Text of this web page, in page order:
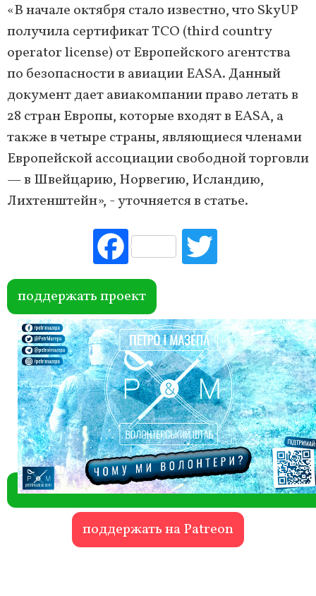
«В начале октября стало известно, что SkyUP
получила сертификат TCO (third country
operator license) от Европейского агентства
по безопасности в авиации EASA. Данный
документ дает авиакомпании право летать в
28 стран Европы, которые входят в EASA, а
также в четыре страны, являющиеся членами
Европейской ассоциации свободной торговли
— в Швейцарию, Норвегию, Исландию,
Лихтенштейн», - уточняется в статье.
Fac
ebo
ok
поддержать проект
поддержать на Patreon